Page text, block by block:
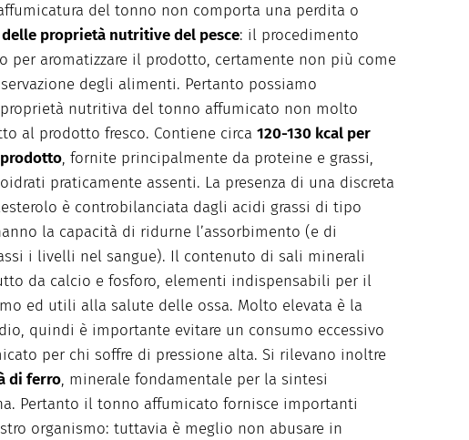
del tonno non comporta una perdita o
proprietà nutritive del pesce: il procedimento
per aromatizzare il prodotto, certamente non più come
degli alimenti. Pertanto possiamo
nutritiva del tonno affumicato non molto
al prodotto fresco. Contiene circa 120-130 kcal per
, fornite principalmente da proteine e grassi,
praticamente assenti. La presenza di una discreta
è controbilanciata dagli acidi grassi di tipo
la capacità di ridurne l’assorbimento (e di
i livelli nel sangue). Il contenuto di sali minerali
da calcio e fosforo, elementi indispensabili per il
ed utili alla salute delle ossa. Molto elevata è la
quindi è importante evitare un consumo eccessivo
per chi soffre di pressione alta. Si rilevano inoltre
di ferro, minerale fondamentale per la sintesi
Pertanto il tonno affumicato fornisce importanti
organismo: tuttavia è meglio non abusare in